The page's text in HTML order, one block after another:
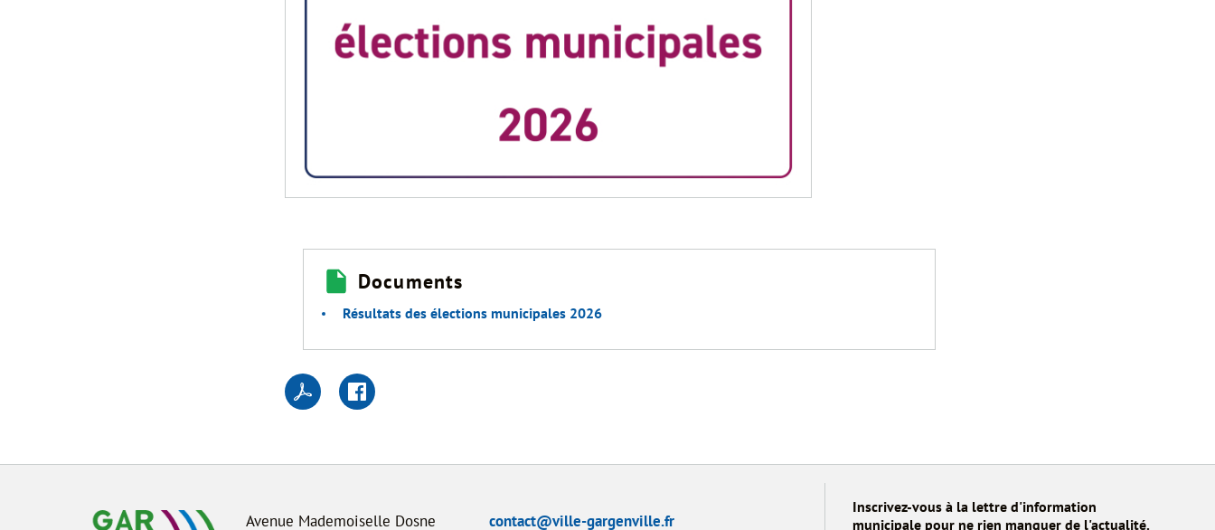
Documents
Résultats des élections municipales 2026
Avenue Mademoiselle Dosne contact@ville-gargenville.fr
Inscrivez-vous à la lettre d'information
municipale pour ne rien manquer de l'actualité.